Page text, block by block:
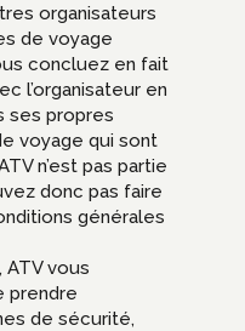
organisateurs
de voyage
concluez en fait
l’organisateur en
ses propres
voyage qui sont
n’est pas partie
donc pas faire
générales
ATV vous
prendre
de sécurité,